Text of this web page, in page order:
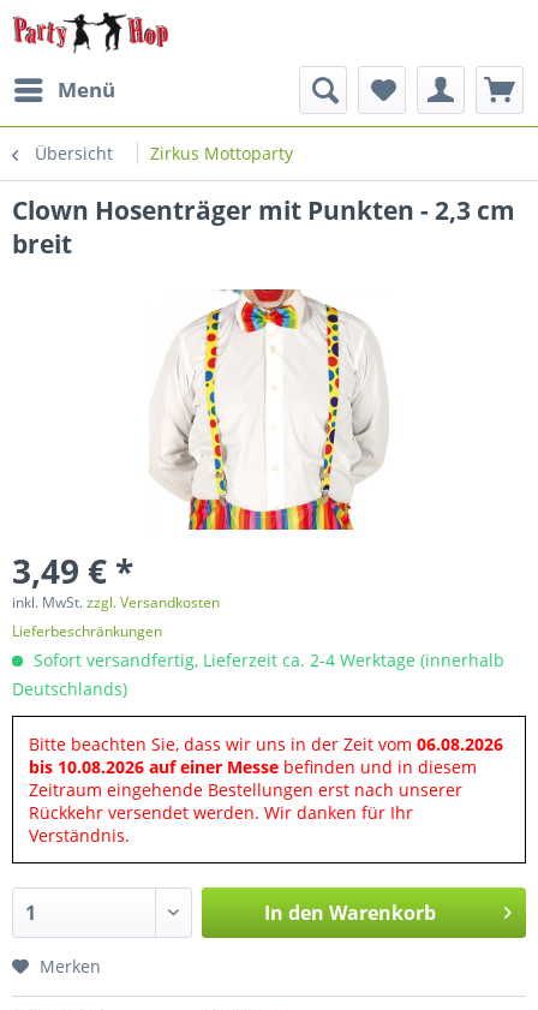
Menü
Übersicht Zirkus Mottoparty
Clown Hosenträger mit Punkten - 2,3 cm
breit
3,49 € *
inkl. MwSt.zzgl. Versandkosten
Lieferbeschränkungen
Sofort versandfertig, Lieferzeit ca. 2-4 Werktage (innerhalb
Deutschlands)
Bitte beachten Sie, dass wir uns in der Zeit vom 06.08.2026
bis 10.08.2026 auf einer Messe befinden und in diesem
Zeitraum eingehende Bestellungen erst nach unserer
Rückkehr versendet werden. Wir danken für Ihr
Verständnis.
In den Warenkorb
Merken